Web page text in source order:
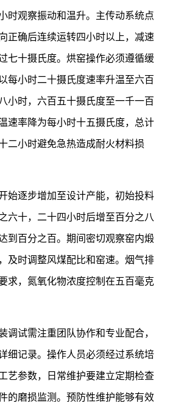
时观察振动和温升。主传动系统点
正确后连续运转四小时以上，减速
七十摄氏度。烘窑操作必须遵循缓
每小时二十摄氏度速率升温至六百
小时，六百五十摄氏度至一千一百
速率降为每小时十五摄氏度，总计
二小时避免急热造成耐火材料损
始逐步增加至设计产能，初始投料
六十，二十四小时后增至百分之八
到百分之百。期间密切观察窑内煅
及时调整风煤配比和窑速。烟气排
求，氮氧化物浓度控制在五百毫克
调试需注重团队协作和专业配合，
细记录。操作人员必须经过系统培
艺参数，日常维护要建立定期检查
的磨损监测。预防性维护能够有效